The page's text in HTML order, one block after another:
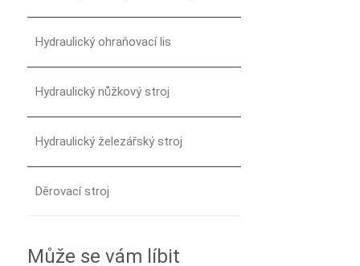
Hydraulický ohraňovací lis
Hydraulický nůžkový stroj
Hydraulický železářský stroj
Děrovací stroj
Může se vám líbit